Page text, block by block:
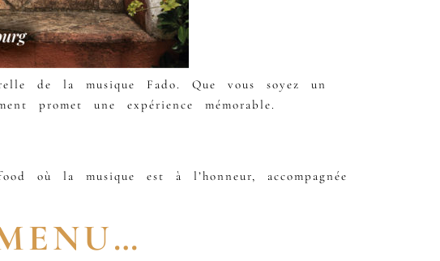
de la musique Fado. Que vous soyez un
promet une expérience mémorable.
où la musique est à l’honneur, accompagnée